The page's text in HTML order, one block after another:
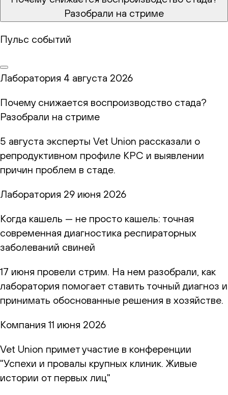
Разобрали на стриме
Пульс событий
Лаборатория 4 августа 2026
Почему снижается воспроизводство стада?
Разобрали на стриме
5 августа эксперты Vet Union рассказали о
репродуктивном профиле КРС и выявлении
причин проблем в стаде.
Лаборатория 29 июня 2026
Когда кашель — не просто кашель: точная
современная диагностика респираторных
заболеваний свиней
17 июня провели стрим. На нем разобрали, как
лаборатория помогает ставить точный диагноз и
принимать обоснованные решения в хозяйстве.
Компания 11 июня 2026
Vet Union примет участие в конференции
"Успехи и провалы крупных клиник. Живые
истории от первых лиц"